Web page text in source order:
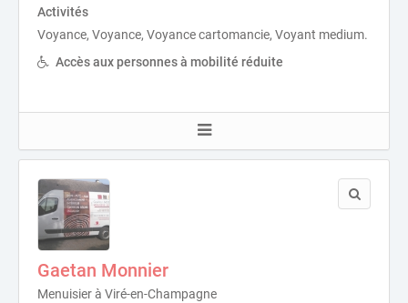
Activités
Voyance, Voyance, Voyance cartomancie, Voyant medium.
Accès aux personnes à mobilité réduite
Gaetan Monnier
Menuisier à Viré-en-Champagne